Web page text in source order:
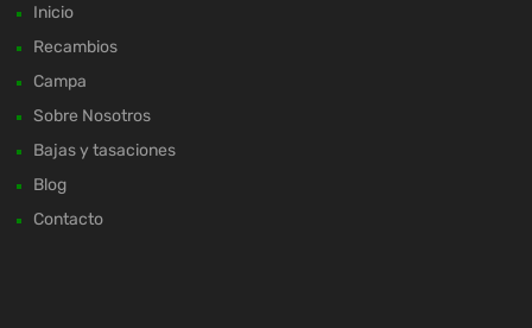
Inicio
Recambios
Campa
Sobre Nosotros
Bajas y tasaciones
Blog
Contacto